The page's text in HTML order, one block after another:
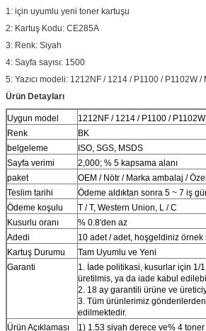
1: için uyumlu yeni toner kartuşu
2: Kartuş Kodu: CE285A
3: Renk: Siyah
4: Sayfa sayısı: 1500
5: Yazıcı modeli: 1212NF / 1214 / P1100 / P1102W
Ürün Detayları
Uygun model
1212NF / 1214 / P1100 /
Renk
BK
belgeleme
ISO, SGS, MSDS
Sayfa verimi
2,000; % 5 kapsama alanı
paket
OEM / Nötr / Marka ambalaj /
Teslim tarihi
Ödeme aldıktan sonra 5 ~ 7 iş
Ödeme koşulu
T / T, Western Union, L / C
Kusurlu oranı
% 0.8'den az
Adedi
10 adet / adet, hoşgeldiniz
Kartuş Durumu
Tam Uyumlu ve Yeni
Garanti
1. İade politikasi, kusurlar için 1/
üretilmis, ya da iade kabul
2. 18 ay garantili ürüne ve
3. Tüm ürünlerimiz
edilmektedir.
Ürün Açıklaması
1) 1.53 siyah derece ve% 4 toner